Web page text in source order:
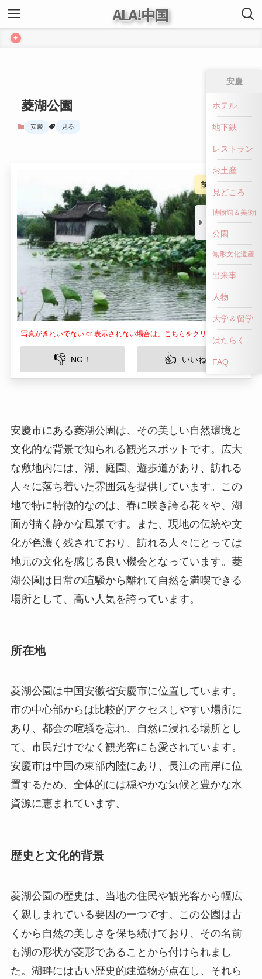
ALA!中国
+
菱湖公園
安慶 見る
前へ戻る
写真がきれいでない or 表示されない場合は、こちらをクリックして！
👎 NG！ 👍 いいね！
安慶市にある菱湖公園は、その美しい自然環境と
文化的な背景で知られる観光スポットです。広大
な敷地内には、湖、庭園、遊歩道があり、訪れる
人々に落ち着いた雰囲気を提供しています。この
地で特に特徴的なのは、春に咲き誇る花々や、湖
面が描く静かな風景です。また、現地の伝統や文
化が色濃く残されており、訪れる人々にとっては
地元の文化を感じる良い機会となっています。菱
湖公園は日常の喧騒から離れて自然を満喫できる
場所として、高い人気を誇っています。
所在地
菱湖公園は中国安徽省安慶市に位置しています。
市の中心部からは比較的アクセスしやすい場所に
あり、都会の喧騒を忘れ、自然に浸れる場所とし
て、市民だけでなく観光客にも愛されています。
安慶市は中国の東部内陸にあり、長江の南岸に位
置するため、全体的には穏やかな気候と豊かな水
資源に恵まれています。
歴史と文化的背景
菱湖公園の歴史は、当地の住民や観光客から幅広
く親しまれている要因の一つです。この公園は古
くから自然の美しさを保ち続けており、その名前
も湖の形状が菱形であることから付けられまし
た。湖畔には古い歴史的建造物が点在し、それら
安慶
ホテル
地下鉄
レストラン
お土産
見どころ
博物館＆美術館
公園
無形文化遺産
出来事
人物
大学＆留学
はたらく
FAQ